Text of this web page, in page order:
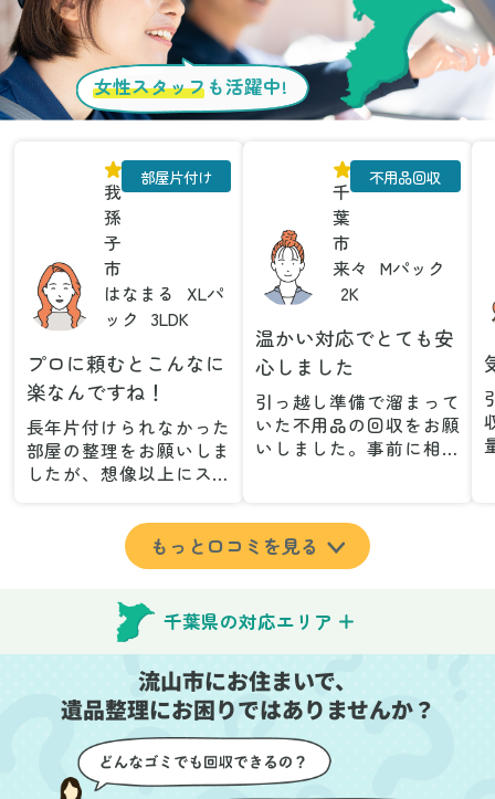
女性スタッフ も活躍中!
我
孫
子
市
はなまる
XLパ
ック
3LDK
部屋片付け
プロに頼むとこんなに
楽なんですね！
長年片付けられなかった
部屋の整理をお願いしま
したが、想像以上にスム
が集めた物や古い家具が
多く、自分たちだけでは
どうにもならない状態で
んが手際よく片付けてく
れたので、部屋が驚くほ
どスッキリしました。自
分では手が回らなかった
場所も含め、プロの力を
実感しました。
特に、物が散乱していた
部屋の整理や、細かなア
千
葉
市
来々
Mパック
2K
不用品回収
温かい対応でとても安
心しました
引っ越し準備で溜まって
いた不用品の回収をお願
いしました。事前に相談
とができました。特に、
古い家具や壊れた家電な
ど、処分が難しいものが
よく対応していただき驚
きました。
当日は2名のスタッフが来
てくださり、作業の流れ
や注意点をしっかり説明
していただけたので、こ
ちらも安心感を持って作
業を見守ることができま
もっと口コミを見る
千葉県の対応エリア
流山市にお住まいで、
遺品整理にお困りではありませんか？